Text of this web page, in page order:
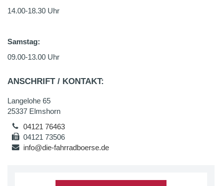
14.00-18.30 Uhr
Samstag:
09.00-13.00 Uhr
ANSCHRIFT / KONTAKT:
Langelohe 65
25337 Elmshorn
04121 76463
04121 73506
info@die-fahrradboerse.de